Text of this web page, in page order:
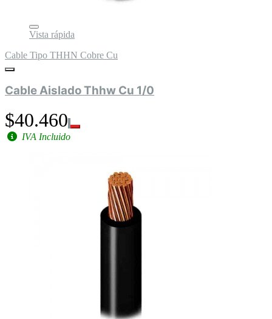
Vista rápida
Cable Tipo THHN Cobre Cu
Cable Aislado Thhw Cu 1/0
$40.460
IVA Incluido